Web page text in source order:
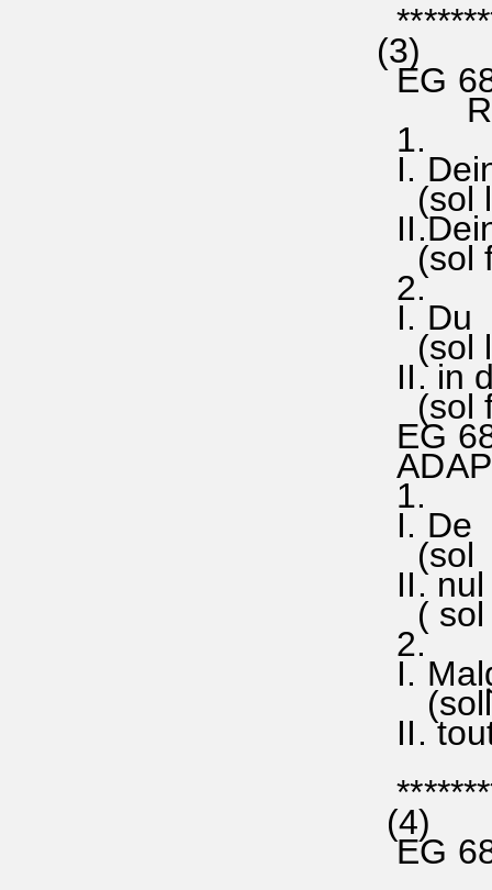
(3)
EG
1.
I.
(sol
(sol
2.
I. Du
(sol
II. in
(sol
EG
1.
I. De
(sol
II. nul
( sol
2.
I.
II.
(4)
EG